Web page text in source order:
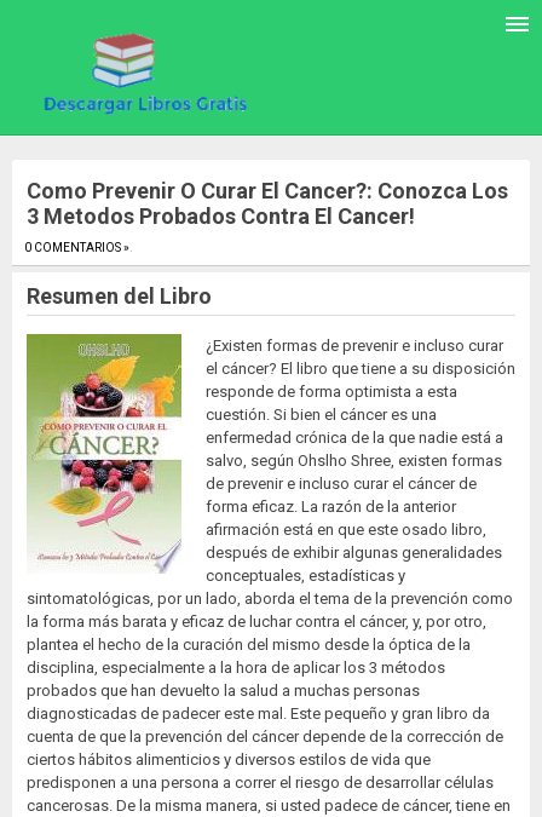
Como Prevenir O Curar El Cancer?: Conozca Los
3 Metodos Probados Contra El Cancer!
0 COMENTARIOS ».
Resumen del Libro
¿Existen formas de prevenir e incluso curar
el cáncer? El libro que tiene a su disposición
responde de forma optimista a esta
cuestión. Si bien el cáncer es una
enfermedad crónica de la que nadie está a
salvo, según Ohslho Shree, existen formas
de prevenir e incluso curar el cáncer de
forma eficaz. La razón de la anterior
afirmación está en que este osado libro,
después de exhibir algunas generalidades
conceptuales, estadísticas y
sintomatológicas, por un lado, aborda el tema de la prevención como
la forma más barata y eficaz de luchar contra el cáncer, y, por otro,
plantea el hecho de la curación del mismo desde la óptica de la
disciplina, especialmente a la hora de aplicar los 3 métodos
probados que han devuelto la salud a muchas personas
diagnosticadas de padecer este mal. Este pequeño y gran libro da
cuenta de que la prevención del cáncer depende de la corrección de
ciertos hábitos alimenticios y diversos estilos de vida que
predisponen a una persona a correr el riesgo de desarrollar células
cancerosas. De la misma manera, si usted padece de cáncer, tiene en